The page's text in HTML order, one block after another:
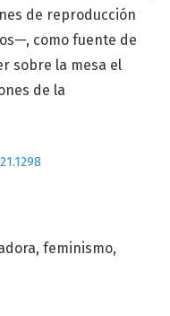
feminismo
de reproducción
como fuente de
sobre la mesa el
de la